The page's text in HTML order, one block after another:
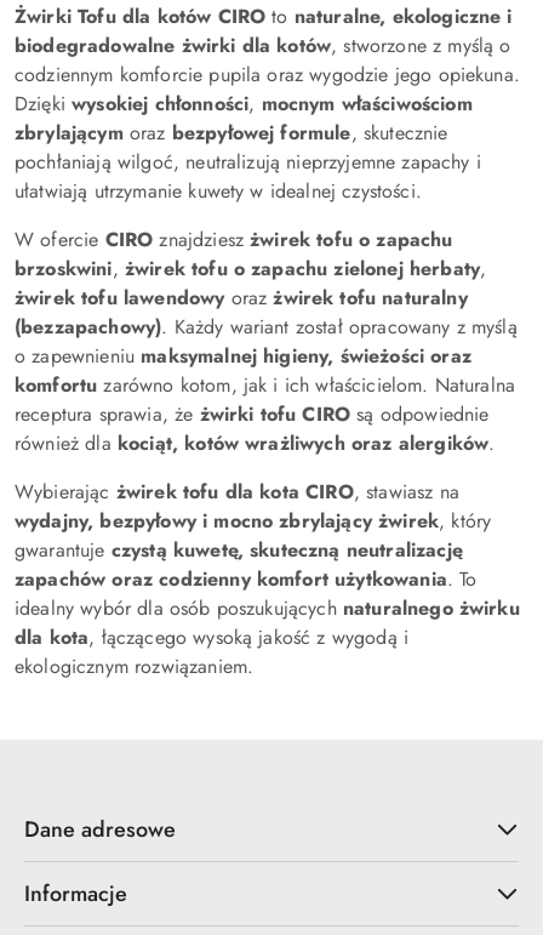
Żwirki Tofu dla kotów CIRO to naturalne, ekologiczne i
biodegradowalne żwirki dla kotów, stworzone z myślą o
codziennym komforcie pupila oraz wygodzie jego opiekuna.
Dziękiwysokiej chłonności, mocnym właściwościom
zbrylającymoraz bezpyłowej formule, skutecznie
pochłaniają wilgoć, neutralizują nieprzyjemne zapachy i
ułatwiają utrzymanie kuwety w idealnej czystości.
W ofercie CIRO znajdzieszżwirek tofu o zapachu
brzoskwini, żwirek tofu o zapachu zielonej herbaty,
żwirek tofu lawendowyorazżwirek tofu naturalny
(bezzapachowy). Każdy wariant został opracowany z myślą
o zapewnieniu maksymalnej higieny, świeżości oraz
komfortu zarówno kotom, jak i ich właścicielom. Naturalna
receptura sprawia, że żwirki tofu CIRO są odpowiednie
również dla kociąt, kotów wrażliwych oraz alergików.
Wybierając żwirek tofu dla kota CIRO, stawiasz na
wydajny, bezpyłowy i mocno zbrylający żwirek, który
gwarantuje czystą kuwetę, skuteczną neutralizację
zapachów oraz codzienny komfort użytkowania. To
idealny wybór dla osób poszukujących naturalnego żwirku
dla kota, łączącego wysoką jakość z wygodą i
ekologicznym rozwiązaniem.
Dane adresowe
Informacje